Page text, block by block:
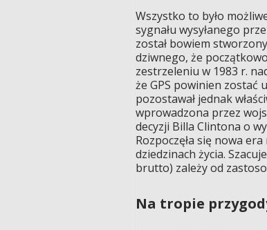
Wszystko to było
sygnału wysyłanego
został bowiem
dziwnego, że
zestrzeleniu w 1983 r.
że GPS powinien zostać
pozostawał jednak
wprowadzona przez
decyzji Billa Clintona o
Rozpoczęła się nowa
dziedzinach życia.
brutto) zależy od
Na tropie